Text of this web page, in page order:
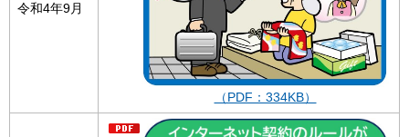
令和4年9月
（PDF：334KB）